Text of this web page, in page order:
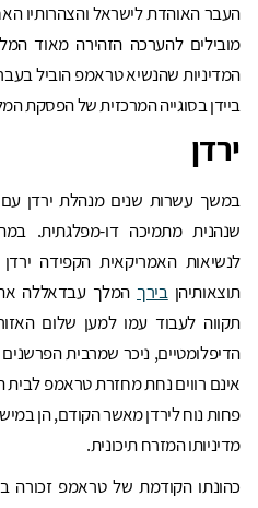
העבר האוהדת לישראל והצהרותיו
מובילים להערכה הזהירה מאוד
המדיניות שהנשיא טראמפ הוביל
ביידן בסוגייה המרכזית של הפסקת
ירדן
במשך עשרות שנים מנהלת ירדן
שנהנית מתמיכה דו-מפלגתית.
לנשיאות האמריקאית הקפידה
תוצאותיהןבירך המלך עבדאללה את
תקווה לעבוד עמו למען שלום
הדיפלומטיים, ניכר שמרבית
אינם רווים נחת מחזרת טראמפ לבית
פחות נוח לירדן מאשר הקודם, הן
מדיניותו המזרח תיכונית.
כהונתו הקודמת של טראמפ זכורה